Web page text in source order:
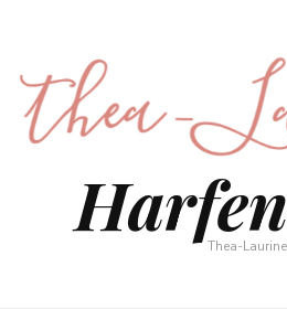
Thea-Laurine